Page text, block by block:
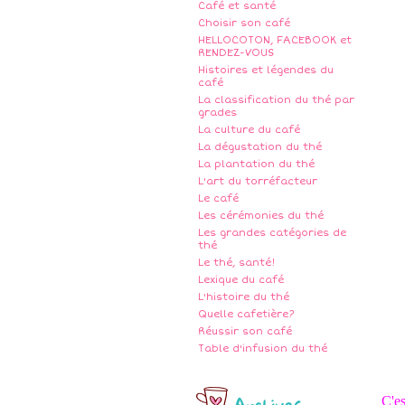
Café et santé
Choisir son café
HELLOCOTON, FACEBOOK et
RENDEZ-VOUS
Histoires et légendes du
café
La classification du thé par
grades
La culture du café
La dégustation du thé
La plantation du thé
L'art du torréfacteur
Le café
Les cérémonies du thé
Les grandes catégories de
thé
Le thé, santé!
Lexique du café
L'histoire du thé
Quelle cafetière?
Réussir son café
Table d'infusion du thé